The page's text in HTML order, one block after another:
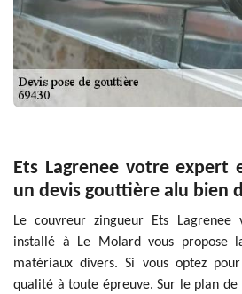
Ets Lagrenee votre
un devis gouttière alu bien
Le couvreur zingueur Ets
installé à Le Molard vous propose
matériaux divers. Si vous optez
qualité à toute épreuve. Sur le plan de